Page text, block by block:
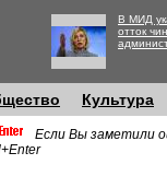
В МИД
отток
Культура
Если Вы заметили